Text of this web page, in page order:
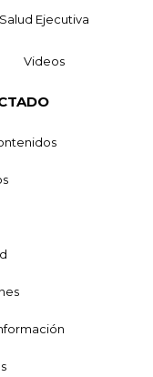
Salud Ejecutiva
Videos